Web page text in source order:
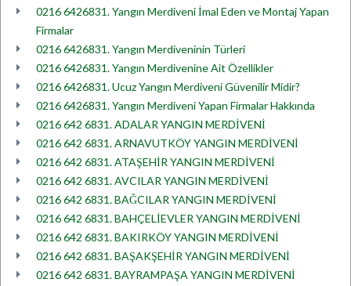
0216 6426831. Yangın Merdiveni İmal Eden ve Montaj Yapan
Firmalar
0216 6426831. Yangın Merdiveninin Türleri
0216 6426831. Yangın Merdivenine Ait Özellikler
0216 6426831. Ucuz Yangın Merdiveni Güvenilir Midir?
0216 6426831. Yangın Merdiveni Yapan Firmalar Hakkında
0216 642 6831. ADALAR YANGIN MERDİVENİ
0216 642 6831. ARNAVUTKÖY YANGIN MERDİVENİ
0216 642 6831. ATAŞEHİR YANGIN MERDİVENİ
0216 642 6831. AVCILAR YANGIN MERDİVENİ
0216 642 6831. BAĞCILAR YANGIN MERDİVENİ
0216 642 6831. BAHÇELİEVLER YANGIN MERDİVENİ
0216 642 6831. BAKIRKÖY YANGIN MERDİVENİ
0216 642 6831. BAŞAKŞEHİR YANGIN MERDİVENİ
0216 642 6831. BAYRAMPAŞA YANGIN MERDİVENİ